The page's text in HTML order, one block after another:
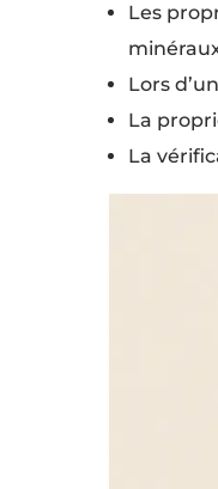
Les
Lors
La
La